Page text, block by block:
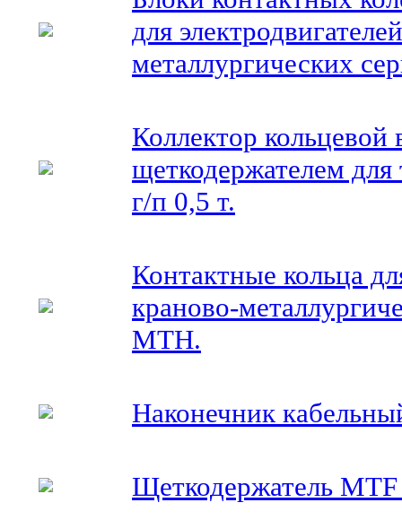
для
металлургических
Коллектор кольцевой
щеткодержателем для
г/п 0,5 т.
Контактные кольца
краново-
MTH.
Наконечник
Щеткодержатель